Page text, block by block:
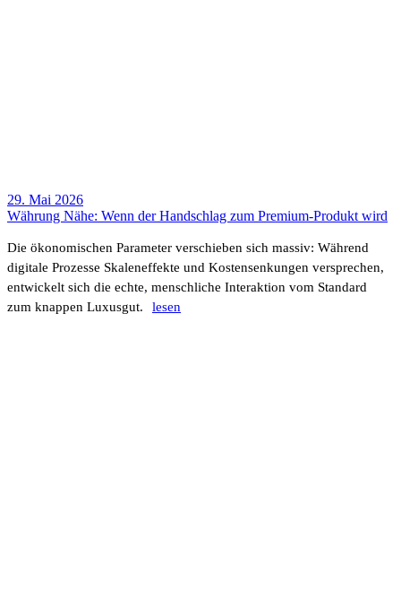
29. Mai 2026
Währung Nähe: Wenn der Hand­schlag zum Premium-Produkt wird
Die ökono­mi­schen Para­meter verschieben sich massiv: Während
digi­tale Prozesse Skalen­ef­fekte und Kosten­sen­kungen verspre­chen,
entwi­ckelt sich die echte, mensch­liche Inter­ak­tion vom Stan­dard
zum knappen Luxusgut.
lesen